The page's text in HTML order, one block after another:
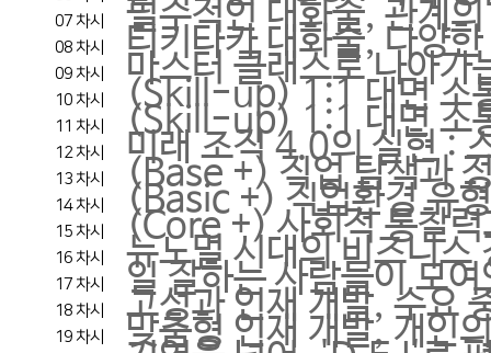
07 차시 필수적인 대화술, 관계
08 차시 티키타카 대화술, 다양
09 차시 마스터 클래스로 나아가
10 차시 (Skill-up) 1:1 대면 소
11 차시 (Skill-up) 1:1 대면 소
12 차시 미래 조직 4.0의 실현 :
13 차시 (Base +) 직업 탐색과
14 차시 (Basic +) 직업환경 유
15 차시 (Core +) 사회적 통찰력
16 차시 뉴노멀 시대의 비즈니스
17 차시 일 잘하는 사람들이 모
18 차시 고성과 인재 개발, 수요
19 차시 맞춤형 인재 개발, 개인